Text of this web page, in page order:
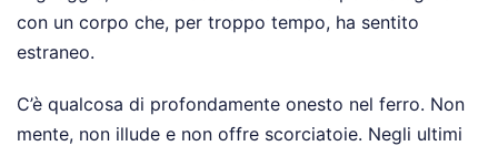
con un corpo che, per troppo tempo, ha sentito
estraneo.
C’è qualcosa di profondamente onesto nel ferro. Non
mente, non illude e non offre scorciatoie. Negli ultimi